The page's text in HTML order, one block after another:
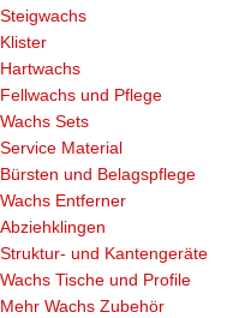
Steigwachs
Klister
Hartwachs
Fellwachs und Pflege
Wachs Sets
Service Material
Bürsten und Belagspflege
Wachs Entferner
Abziehklingen
Struktur- und Kantengeräte
Wachs Tische und Profile
Mehr Wachs Zubehör